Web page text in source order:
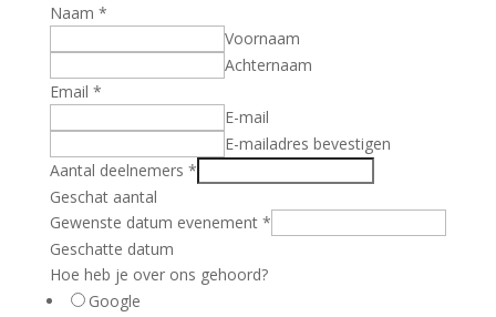
Naam *
Voornaam
Achternaam
Email *
E-mail
E-mailadres bevestigen
Aantal deelnemers *
Geschat aantal
Gewenste datum evenement *
Geschatte datum
Hoe heb je over ons gehoord?
Google